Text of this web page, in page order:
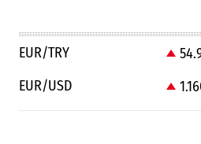
EUR/TRY
EUR/USD